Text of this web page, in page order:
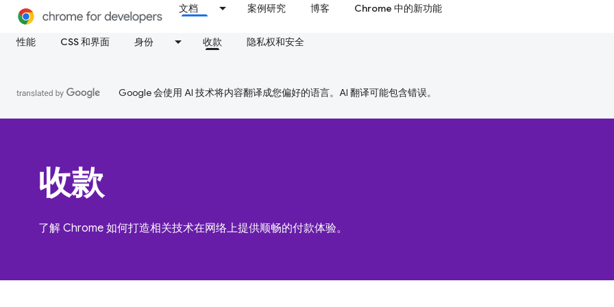
文档 案例研究 博客 Chrome 中的新功能
性能 CSS 和界面 身份 收款 隐私权和安全
Google 会使用 AI 技术将内容翻译成您偏好的语言。AI 翻译可能包含错误。
收款
了解 Chrome 如何打造相关技术在网络上提供顺畅的付款体验。